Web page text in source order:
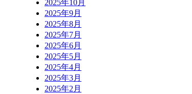
2025年10月
2025年9月
2025年8月
2025年7月
2025年6月
2025年5月
2025年4月
2025年3月
2025年2月